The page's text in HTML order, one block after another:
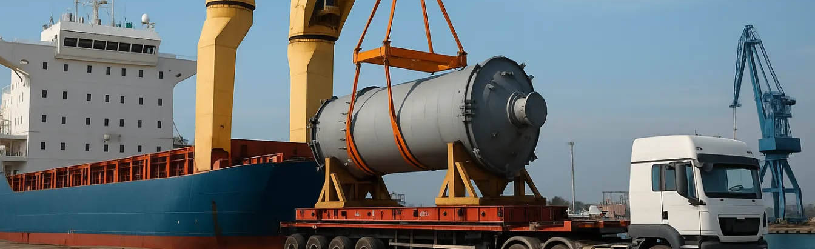
Vue d’ensemble
Qu’est-ce que la logistique de projets ?
La logistique de projets désigne la gestion et le transport spécialisés
de cargaisons hors gabarit, lourdes ou de grande valeur, qui ne